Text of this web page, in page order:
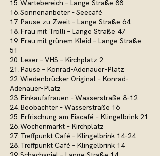
15.Wartebereich – Lange Straße 88
16.Sonnenanbeter – Seecafé
17.Pause zu Zweit – Lange Straße 64
18.Frau mit Trolli – Lange Straße 47
19.Frau mit grünem Kleid – Lange Straße
51
20.Leser – VHS – Kirchplatz 2
21.Pause – Konrad-Adenauer-Platz
22.Wiedenbrücker Original – Konrad-
Adenauer-Platz
23.Einkaufsfrauen – Wasserstraße 8-12
24.Beobachter – Wasserstraße 16
25.Erfrischung am Eiscafé – Klingelbrink 21
26.Wochenmarkt – Kirchplatz
27.Treffpunkt Café – Klingelbrink 14-24
28.Treffpunkt Café – Klingelbrink 14